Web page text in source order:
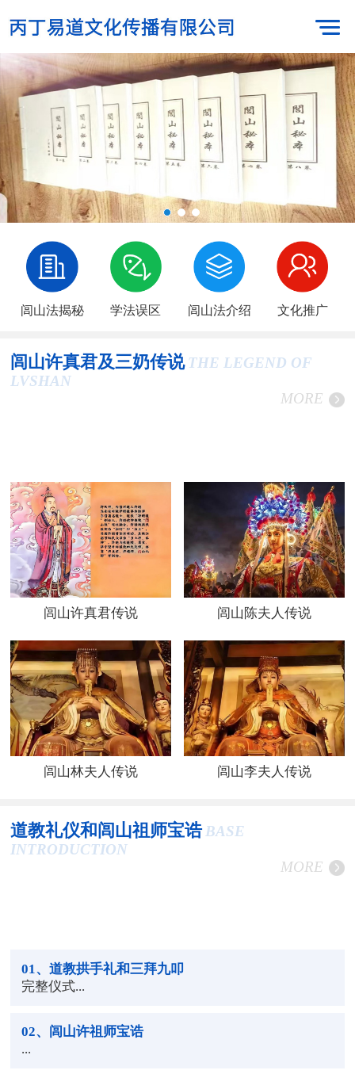
闾山法揭秘 学法误区 闾山法介绍 文化推广
闾山许真君及三奶传说 THE LEGEND OF
LVSHAN
MORE
闾山许真君传说 闾山陈夫人传说
闾山林夫人传说 闾山李夫人传说
道教礼仪和闾山祖师宝诰 BASE
INTRODUCTION
MORE
01 、道教拱手礼和三拜九叩
完整仪式...
02、闾山许祖师宝诰
...